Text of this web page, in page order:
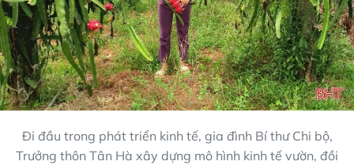
Đi đầu trong phát triển kinh tế, gia đình Bí thư Chi bộ,
Trưởng thôn Tân Hà xây dựng mô hình kinh tế vườn, đồi